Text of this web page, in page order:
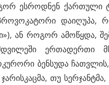
ესროდნენ ქართული
პროვოკატორი
ან როგორ ამოწყდა,
ერთადერთი
ბენსუდა
თუ